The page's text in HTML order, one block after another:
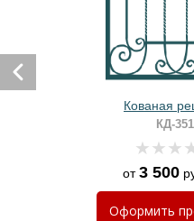
Кованая
КД-351
от3 500
Оформить